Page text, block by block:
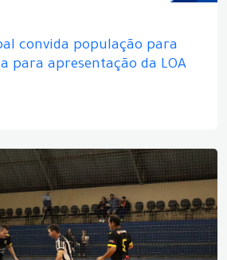
convida população para
para apresentação da LOA